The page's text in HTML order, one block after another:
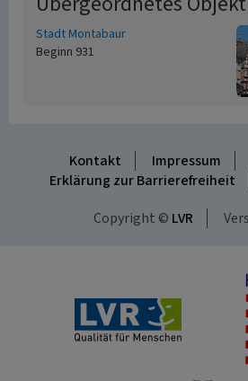
Stadt Montabaur
Beginn 931
Kontakt Impressum
Erklärung zur Barrierefreiheit
Copyright © LVR